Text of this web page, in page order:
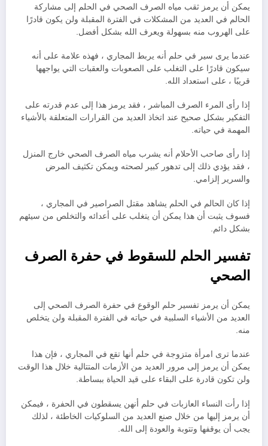
يمكن أن يرمز ثقب مياه الصرف الصحي في الحلم إلى مشاركة
الحالم في العديد من المشكلات في الفترة المقبلة ولن يكون قادرًا
على الهروب منه بسهولة ويعرف الله بشكل أفضل.
عندما يرى سير في حلم أنه يربط المجاري ، فهذه علامة على أنه
سيكون قادرًا على التغلب على الصعوبات والعقبات التي يواجهها
قريبًا ، على استعداد الله.
إذا رأى المرء الصرف المباشر ، فقد يرمز هذا إلى عدم قدرته على
التفكير بشكل صحيح عند اتخاذ العديد من القرارات المتعلقة بالأشياء
المهمة في حياته.
إذا رأى صاحب الأحلام أنه يشرب مياه الصرف الصحي خارج المنزل
، فقد يؤدي ذلك إلى تدهور كبير لصحته ويمكن تكثيف المرض
والسرير إلزامي.
إذا كان الحالم في الحلم يشاهد مقتل الصراصير في المجاري ،
فسوف يثبت أن هذا يمكن أن يتغلب على أعدائه والتخلص من سيئهم
بشكل دائم.
تفسير الحلم للسقوط في حفرة الصرف
الصحي
يمكن أن يرمز تفسير حلم الوقوع في حفرة الصرف الصحي إلى
العديد من الأشياء السلبية في حياته في الفترة المقبلة ولن يتخلص
منه.
عندما ترى امرأة متزوجة في حلم أنها تقع في المجاري ، فإن هذا
يمكن أن يرمز إلى مرور العديد من الأزمات المتتالية خلال هذا الوقت
ولن تكون قادرة على البقاء على قيد الحياة ببساطة.
إذا رأت النساء العازبات في حلم أنهن يسقطون في الحفرة ، فيمكن
أن يرمز إليها من خلال صنع العديد من السلوكيات الخاطئة ، لذلك
يجب أن يوقفها وتتوبة والعودة إلى الله.